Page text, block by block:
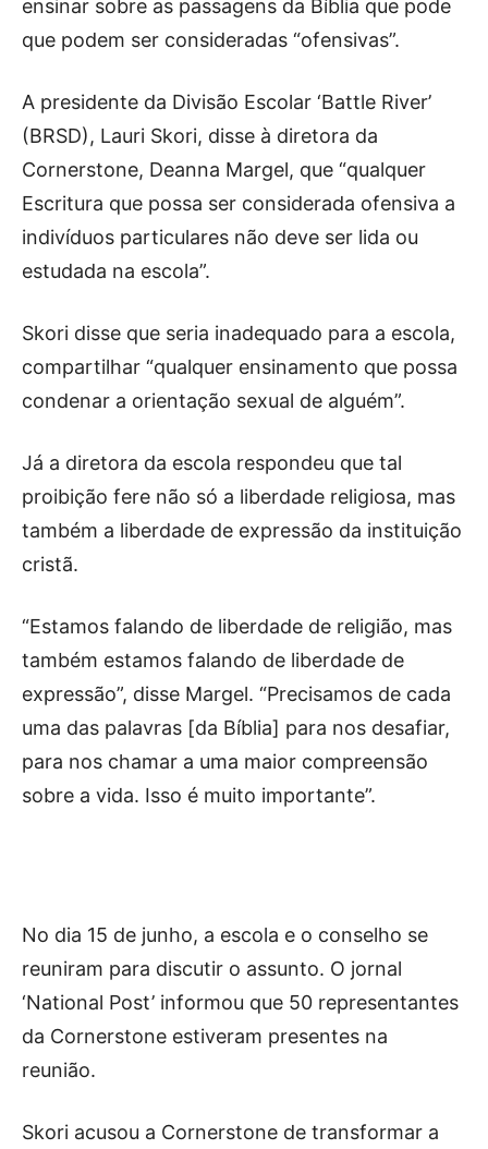
ensinar sobre as passagens da Bíblia que pode
que podem ser consideradas “ofensivas”.
A presidente da Divisão Escolar ‘Battle River’
(BRSD), Lauri Skori, disse à diretora da
Cornerstone, Deanna Margel, que “qualquer
Escritura que possa ser considerada ofensiva a
indivíduos particulares não deve ser lida ou
estudada na escola”.
Skori disse que seria inadequado para a escola,
compartilhar “qualquer ensinamento que possa
condenar a orientação sexual de alguém”.
Já a diretora da escola respondeu que tal
proibição fere não só a liberdade religiosa, mas
também a liberdade de expressão da instituição
cristã.
“Estamos falando de liberdade de religião, mas
também estamos falando de liberdade de
expressão”, disse Margel. “Precisamos de cada
uma das palavras [da Bíblia] para nos desafiar,
para nos chamar a uma maior compreensão
sobre a vida. Isso é muito importante”.
No dia 15 de junho, a escola e o conselho se
reuniram para discutir o assunto. O jornal
‘National Post’ informou que 50 representantes
da Cornerstone estiveram presentes na
reunião.
Skori acusou a Cornerstone de transformar a